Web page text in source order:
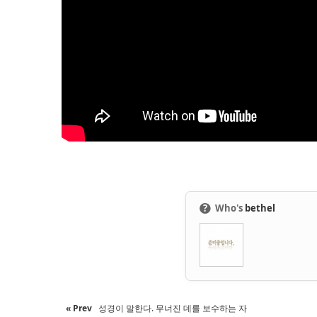
●
? Who's bethel
« Prev 성경이 말한다. 무너진 데를 보수하는 자